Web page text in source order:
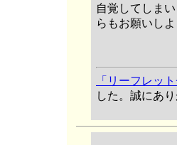
自覚してしま
らもお願いしよ
「リーフレッ
した。誠にあ